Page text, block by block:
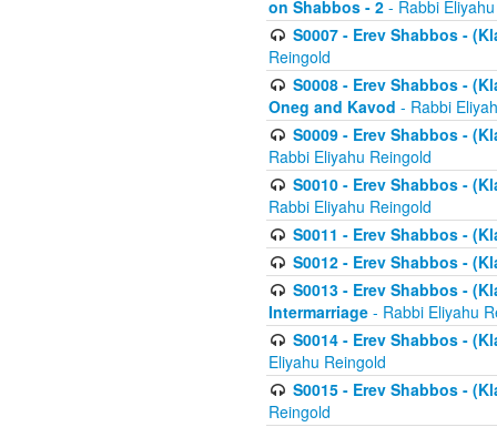
on Shabbos - 2 - Rabbi
S0007 - Erev Shabbos -
Reingold
S0008 - Erev Shabbos -
Oneg and Kavod - Rabbi
S0009 - Erev Shabbos -
Rabbi Eliyahu Reingold
S0010 - Erev Shabbos -
Rabbi Eliyahu Reingold
S0011 - Erev Shabbos -
S0012 - Erev Shabbos -
S0013 - Erev Shabbos -
Intermarriage - Rabbi Eliyahu
S0014 - Erev Shabbos -
Eliyahu Reingold
S0015 - Erev Shabbos -
Reingold